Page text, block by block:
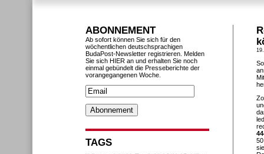
ABONNEMENT
Ab sofort können Sie sich für den
wöchentlichen deutschsprachigen
BudaPost-Newsletter registrieren. Melden
Sie sich HIER an und erhalten Sie noch
einmal gebündelt die Presseberichte der
vorangegangenen Woche.
TAGS